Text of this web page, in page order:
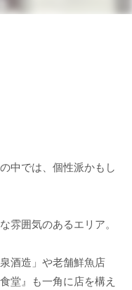
中では、個性派かもし
雰囲気のあるエリア。
酒造」や老舗鮮魚店
堂』も一角に店を構え